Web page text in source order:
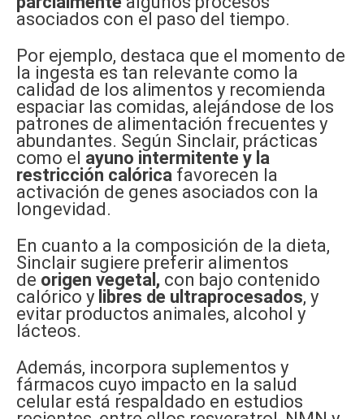
asociados con el paso del tiempo.
Por ejemplo, destaca que el momento de
la ingesta es tan relevante como la
calidad de los alimentos y recomienda
espaciar las comidas, alejándose de los
patrones de alimentación frecuentes y
abundantes. Según Sinclair, prácticas
como el ayuno intermitente y la
restricción calórica favorecen la
activación de genes asociados con la
longevidad.
En cuanto a la composición de la dieta,
Sinclair sugiere preferir alimentos
de origen vegetal, con bajo contenido
calórico y libres de ultraprocesados, y
evitar productos animales, alcohol y
lácteos.
Además, incorpora suplementos y
fármacos cuyo impacto en la salud
celular está respaldado en estudios